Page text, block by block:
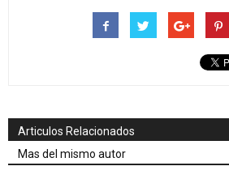
Articulos Relacionados
Mas del mismo autor